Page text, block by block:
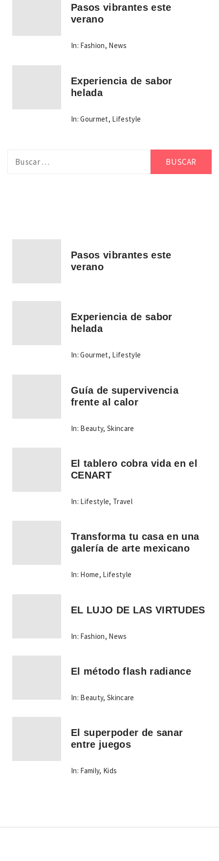
Pasos vibrantes este
verano
In: Fashion, News
Experiencia de sabor
helada
In: Gourmet, Lifestyle
Pasos vibrantes este
verano
Experiencia de sabor
helada
In: Gourmet, Lifestyle
Guía de supervivencia
frente al calor
In: Beauty,Skincare
El tablero cobra vida en el
CENART
In: Lifestyle, Travel
Transforma tu casa en una
galería de arte mexicano
In: Home, Lifestyle
EL LUJO DE LAS VIRTUDES
In: Fashion, News
El método flash radiance
In: Beauty,Skincare
El superpoder de sanar
entre juegos
In: Family, Kids